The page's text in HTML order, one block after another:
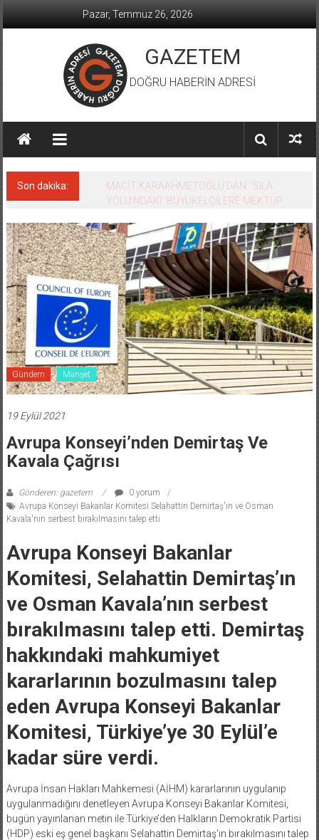
Pazar, Temmuz 26, 2026
GAZETEM
DOĞRU HABERİN ADRESİ
Son dakika:
MACİT KARAAHMETOĞLU’DAN ‘SILA
YOLU’NDAKİ ’BÜYÜKELÇİLERE MEKTUP
Gündem Manşet
19 Eylül 2021
Avrupa Konseyi’nden Demirtaş Ve
Kavala Çağrısı
Gönderen: gazetem
0 yorum
Avrupa Konseyi Bakanlar Komitesi Selahattin Demirtaş'ın ve Osman
Kavala'nın serbest bırakılmasını talep etti
Avrupa Konseyi Bakanlar
Komitesi, Selahattin Demirtaş’ın
ve Osman Kavala’nın serbest
bırakılmasını talep etti. Demirtaş
hakkındaki mahkumiyet
kararlarının bozulmasını talep
eden Avrupa Konseyi Bakanlar
Komitesi, Türkiye’ye 30 Eylül’e
kadar süre verdi.
Avrupa İnsan Hakları Mahkemesi (AİHM) kararlarının uygulanıp
uygulanmadığını denetleyen Avrupa Konseyi Bakanlar Komitesi,
bugün yayınlanan metin ile Türkiye’den Halkların Demokratik Partisi
(HDP) eski eş genel başkanı Selahattin Demirtaş’ın bırakılmasını talep